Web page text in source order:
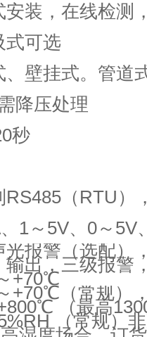
安装，在线检测
式可选
、壁挂式。管道
降压处理
秒
RS485（RTU）
1～5V、0～5V
光报警（选配）
出，三级报警
+70℃
+70℃（常规）
（最高
（常规）